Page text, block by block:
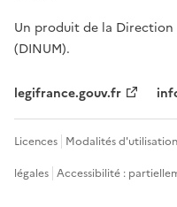
Un produit de la
(DINUM).
legifrance.gouv.fr
Licences Modalités d'utilisation
légales Accessibilité :